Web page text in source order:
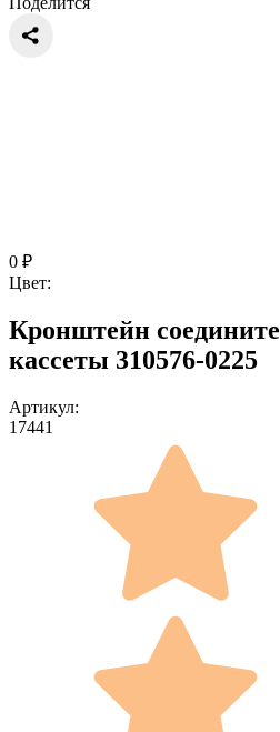
0 ₽
Цвет:
Кронштейн
кассеты 310576-0225
Артикул:
17441